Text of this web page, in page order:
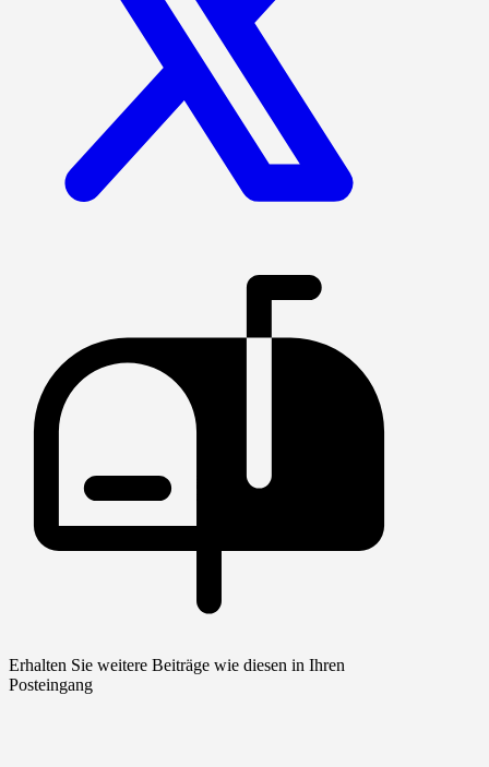
Erhalten Sie weitere Beiträge wie diesen in Ihren
Posteingang